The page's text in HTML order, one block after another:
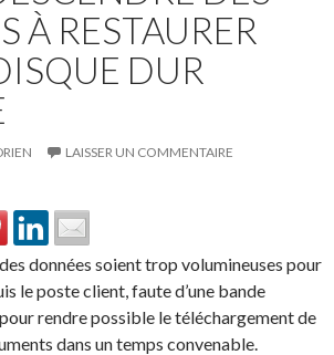
À RESTAURER
DUR
LAISSER UN COMMENTAIRE
données soient trop volumineuses pour
le poste client, faute d’une bande
rendre possible le téléchargement de
dans un temps convenable.